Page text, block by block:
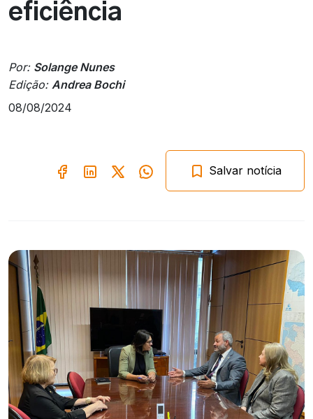
eficiência
Por: Solange Nunes
Edição: Andrea Bochi
08/08/2024
Salvar notícia